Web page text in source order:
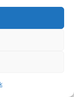
er
er
du måske
Det er